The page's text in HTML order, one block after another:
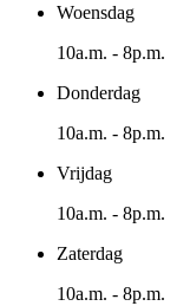
Woensdag
10a.m. - 8p.m.
Donderdag
10a.m. - 8p.m.
Vrijdag
10a.m. - 8p.m.
Zaterdag
10a.m. - 8p.m.